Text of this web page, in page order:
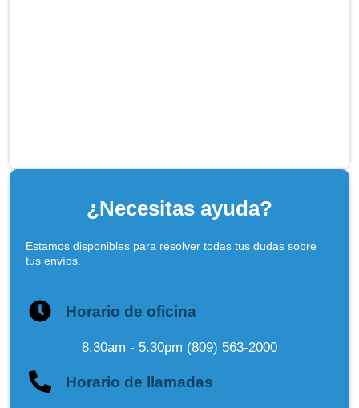
¿Necesitas ayuda?
Estamos disponibles para resolver todas tus dudas sobre
tus envíos.
Horario de oficina
8.30am - 5.30pm (809) 563-2000
Horario de llamadas